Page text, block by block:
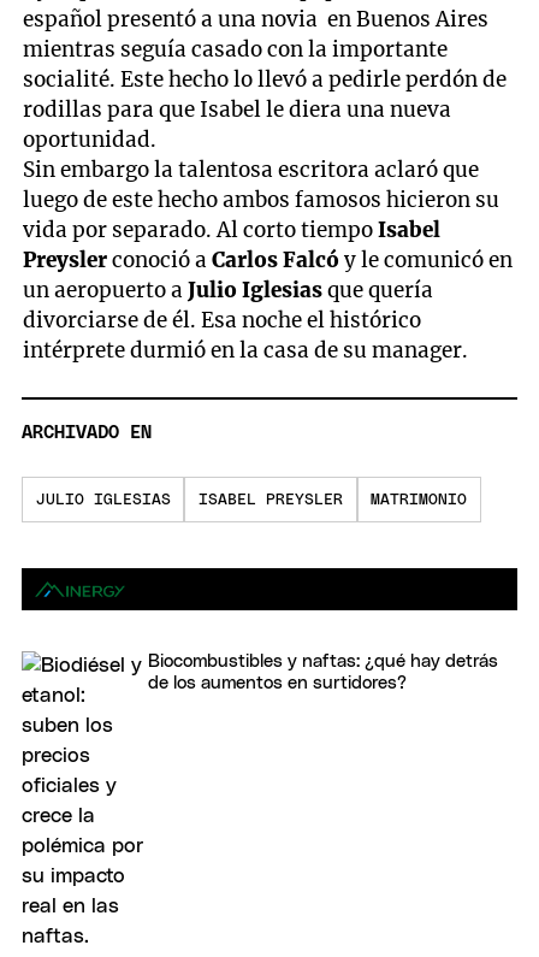
español presentó a una novia en Buenos Aires
mientras seguía casado con la importante
socialité. Este hecho lo llevó a pedirle perdón de
rodillas para que Isabel le diera una nueva
oportunidad.
Sin embargo la talentosa escritora aclaró que
luego de este hecho ambos famosos hicieron su
vida por separado. Al corto tiempoIsabel
Preyslerconoció aCarlos Falcóy le comunicó en
un aeropuerto aJulio Iglesiasque quería
divorciarse de él. Esa noche el histórico
intérprete durmió en la casa de su manager.
ARCHIVADO EN
JULIO IGLESIAS ISABEL PREYSLER MATRIMONIO
Biocombustibles y naftas: ¿qué hay detrás
de los aumentos en surtidores?